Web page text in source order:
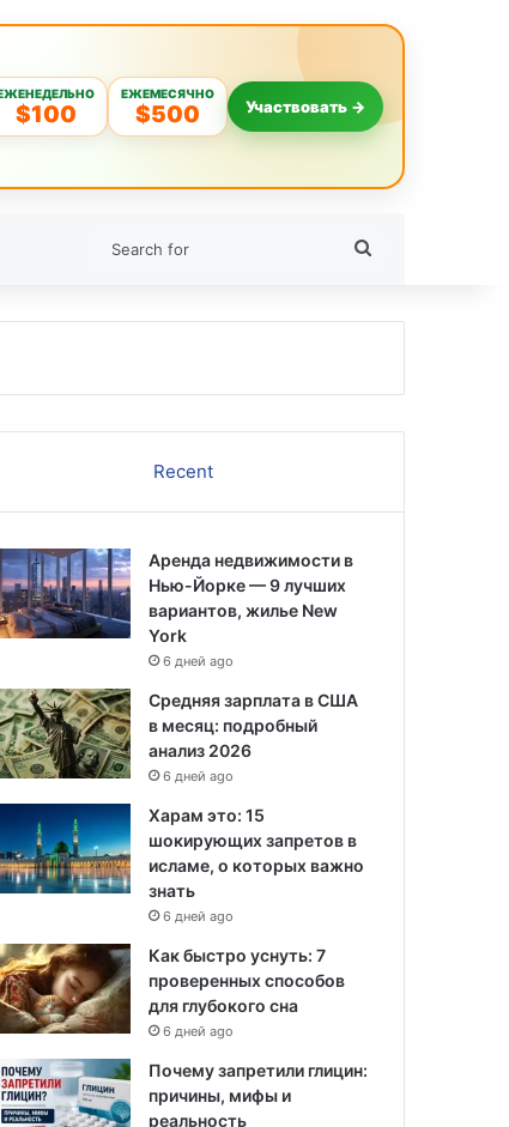
$100
ЕЖЕМЕСЯЧНО
$500 Участвовать →
Recent
Аренда недвижимости в
Нью-Йорке — 9 лучших
вариантов, жилье New
York
6 дней ago
Средняя зарплата в США
в месяц: подробный
анализ 2026
6 дней ago
Харам это: 15
шокирующих запретов в
исламе, о которых важно
знать
6 дней ago
Как быстро уснуть: 7
проверенных способов
для глубокого сна
6 дней ago
Почему запретили глицин:
причины, мифы и
реальность